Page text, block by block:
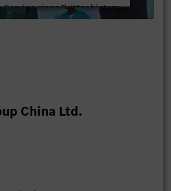
Service eines Drittanbieters,
Dieser Service kann
China Ltd.